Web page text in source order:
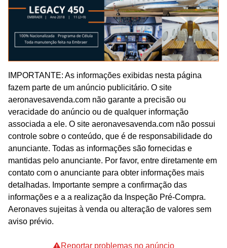
IMPORTANTE: As informações exibidas nesta página
fazem parte de um anúncio publicitário. O site
aeronavesavenda.com não garante a precisão ou
veracidade do anúncio ou de qualquer informação
associada a ele. O site aeronavesavenda.com não possui
controle sobre o conteúdo, que é de responsabilidade do
anunciante. Todas as informações são fornecidas e
mantidas pelo anunciante. Por favor, entre diretamente em
contato com o anunciante para obter informações mais
detalhadas. Importante sempre a confirmação das
informações e a a realização da Inspeção Pré-Compra.
Aeronaves sujeitas à venda ou alteração de valores sem
aviso prévio.
Reportar problemas no anúncio